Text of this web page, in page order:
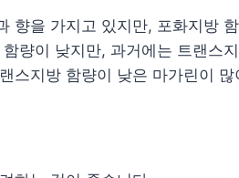
향을 가지고 있지만, 포화지방 함
량이 낮지만, 과거에는 트랜스지
스지방 함량이 낮은 마가린이 많